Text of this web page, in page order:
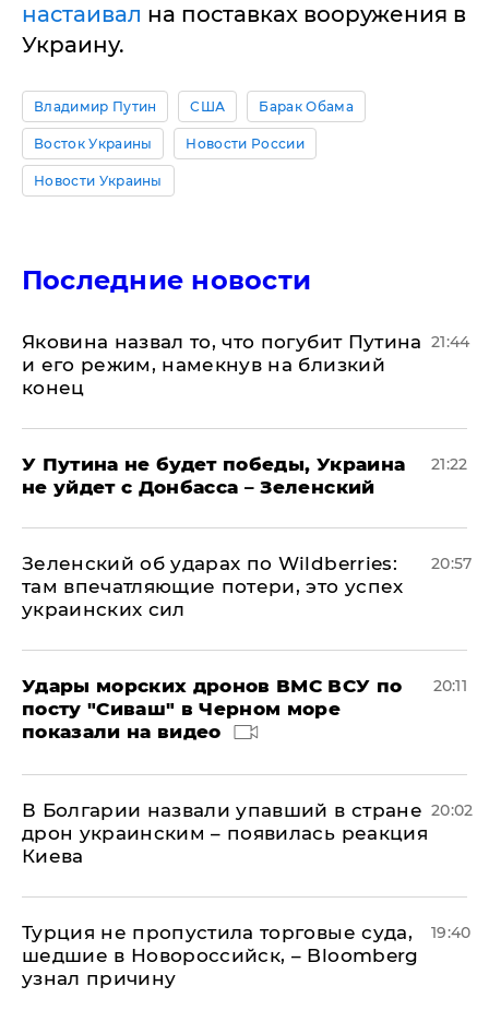
настаивал на поставках вооружения в
Украину.
Владимир Путин США Барак Обама
Восток Украины Новости России
Новости Украины
Последние новости
Яковина назвал то, что погубит Путина
и его режим, намекнув на близкий
конец
21:44
У Путина не будет победы, Украина
не уйдет с Донбасса – Зеленский
21:22
Зеленский об ударах по Wildberries:
там впечатляющие потери, это успех
украинских сил
20:57
Удары морских дронов ВМС ВСУ по
посту "Сиваш" в Черном море
показали на видео
20:11
В Болгарии назвали упавший в стране
дрон украинским – появилась реакция
Киева
20:02
Турция не пропустила торговые суда,
шедшие в Новороссийск, – Bloomberg
узнал причину
19:40